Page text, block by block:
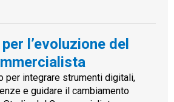
l’evoluzione del
per integrare strumenti digitali,
e guidare il cambiamento